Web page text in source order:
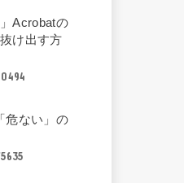
Acrobatの
け出す方
危ない」の